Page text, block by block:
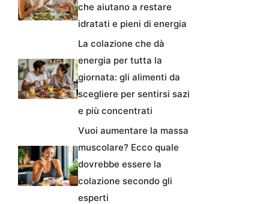
che aiutano a restare
idratati e pieni di energia
La colazione che dà
energia per tutta la
giornata: gli alimenti da
scegliere per sentirsi sazi
e più concentrati
Vuoi aumentare la massa
muscolare? Ecco quale
dovrebbe essere la
colazione secondo gli
esperti